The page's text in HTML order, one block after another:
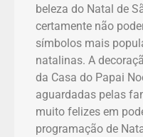
beleza do Natal de
certamente não
símbolos mais
natalinas. A
da Casa do Papai
aguardadas pelas
muito felizes em
programação de